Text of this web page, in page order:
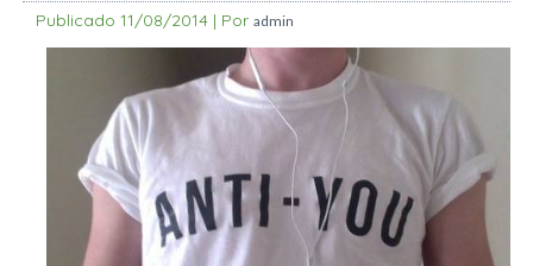
Publicado 11/08/2014 | Por admin